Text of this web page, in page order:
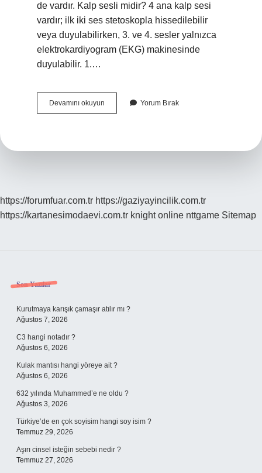
de vardır. Kalp sesli midir? 4 ana kalp sesi
vardır; ilk iki ses stetoskopla hissedilebilir
veya duyulabilirken, 3. ve 4. sesler yalnızca
elektrokardiyogram (EKG) makinesinde
duyulabilir. 1.…
Devamını okuyun
Anlamdaşı
Yorum Bırak
https://forumfuar.com.tr https://gaziyayincilik.com.tr
https://kartanesimodaevi.com.tr knight online nttgame Sitemap
Sidebar
Son Yazılar
Kurutmaya karışık çamaşır atılır mı ?
Ağustos 7, 2026
C3 hangi notadır ?
Ağustos 6, 2026
Kulak mantısı hangi yöreye ait ?
Ağustos 6, 2026
632 yılında Muhammed’e ne oldu ?
Ağustos 3, 2026
Türkiye’de en çok soyisim hangi soy isim ?
Temmuz 29, 2026
Aşırı cinsel isteğin sebebi nedir ?
Temmuz 27, 2026